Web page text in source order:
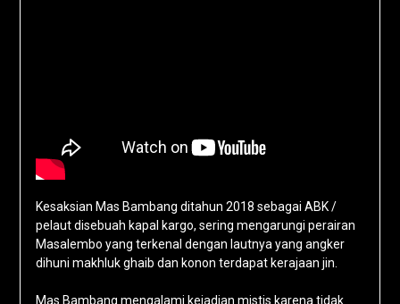
Kesaksian Mas Bambang ditahun 2018 sebagai ABK /
pelaut disebuah kapal kargo, sering mengarungi perairan
Masalembo yang terkenal dengan lautnya yang angker
dihuni makhluk ghaib dan konon terdapat kerajaan jin.
Mas Bambang mengalami kejadian mistis karena tidak